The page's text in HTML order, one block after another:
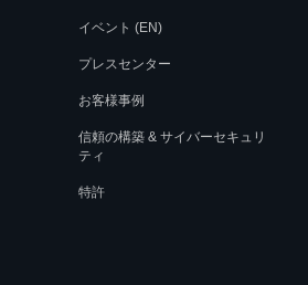
イベント (EN)
プレスセンター
お客様事例
信頼の構築 & サイバーセキュリ
ティ
特許